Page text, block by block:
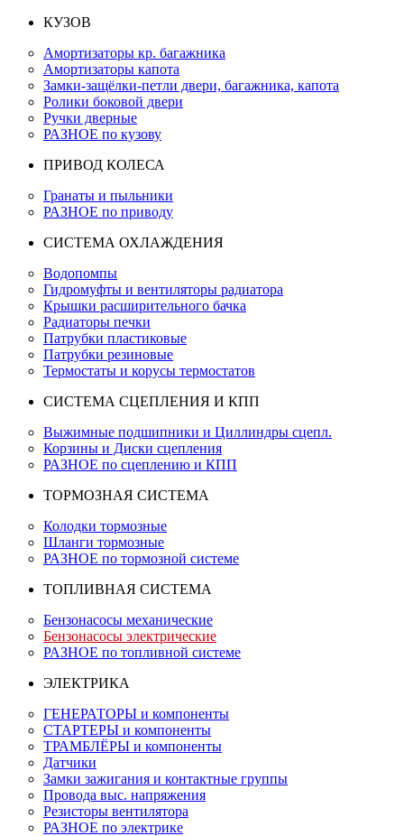
КУЗОВ
Амортизаторы кр. багажника
Амортизаторы капота
Замки-защёлки-петли двери, багажника, капота
Ролики боковой двери
Ручки дверные
РАЗНОЕ по кузову
ПРИВОД КОЛЕСА
Гранаты и пыльники
РАЗНОЕ по приводу
СИСТЕМА ОХЛАЖДЕНИЯ
Водопомпы
Гидромуфты и вентиляторы радиатора
Крышки расширительного бачка
Радиаторы печки
Патрубки пластиковые
Патрубки резиновые
Термостаты и корусы термостатов
СИСТЕМА СЦЕПЛЕНИЯ И КПП
Выжимные подшипники и Циллиндры сцепл.
Корзины и Диски сцепления
РАЗНОЕ по сцеплению и КПП
ТОРМОЗНАЯ СИСТЕМА
Колодки тормозные
Шланги тормозные
РАЗНОЕ по тормозной системе
ТОПЛИВНАЯ СИСТЕМА
Бензонасосы механические
Бензонасосы электрические
РАЗНОЕ по топливной системе
ЭЛЕКТРИКА
ГЕНЕРАТОРЫ и компоненты
СТАРТЕРЫ и компоненты
ТРАМБЛЁРЫ и компоненты
Датчики
Замки зажигания и контактные группы
Провода выс. напряжения
Резисторы вентилятора
РАЗНОЕ по электрике